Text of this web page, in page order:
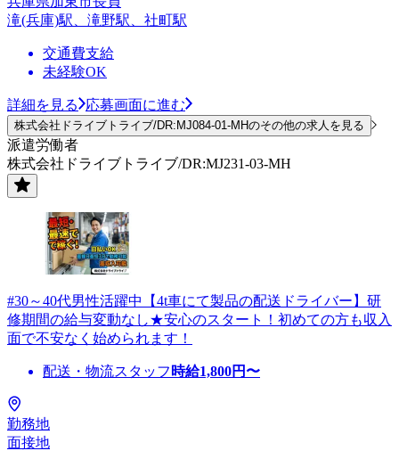
滝(兵庫)駅、滝野駅、社町駅
交通費支給
未経験OK
詳細を見る 応募画面に進む
株式会社ドライブトライブ/DR:MJ084-01-MHのその他の求人を見る
派遣労働者
株式会社ドライブトライブ/DR:MJ231-03-MH
#30～40代男性活躍中【4t車にて製品の配送ドライバー】研
修期間の給与変動なし★安心のスタート！初めての方も収入
面で不安なく始められます！
配送・物流スタッフ 時給1,800円〜
勤務地
面接地